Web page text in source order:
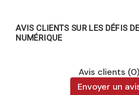
AVIS CLIENTS SUR LES DÉFIS DE
NUMÉRIQUE
Avis clients (0)
Envoyer un